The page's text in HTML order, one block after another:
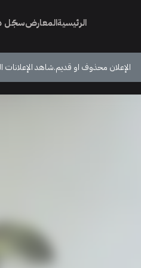
الرئيسيةالمعارضسجّل
الإعلان محذوف او قديم.شاهد